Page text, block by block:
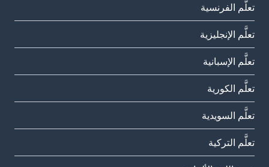
تعلَّم الفرنسية
تعلَّم الإنجليزية
تعلَّم الإسبانية
تعلَّم الكورية
تعلَّم السويدية
تعلَّم التركية